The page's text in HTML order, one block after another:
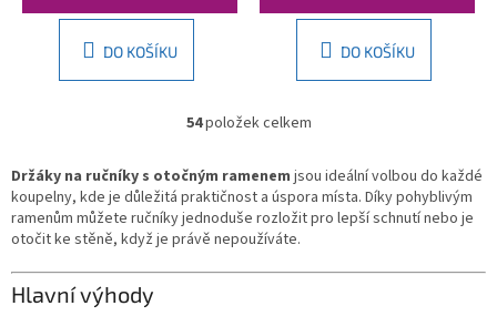
DO KOŠÍKU DO KOŠÍKU
O
l
á
d
a
í
54položek celkem
Držáky na ručníky s otočným ramenem jsou ideální volbou do každé
koupelny, kde je důležitá praktičnost a úspora místa. Díky pohyblivým
ramenům můžete ručníky jednoduše rozložit pro lepší schnutí nebo je
otočit ke stěně, když je právě nepoužíváte.
Hlavní výhody